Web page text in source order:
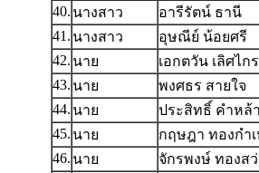
40. นางสาว อารีรัตน์ ธานี
41. นางสาว อุษณีย์ น้อยศรี
42. นาย เอกตวัน เลิศไกร
43. นาย พงศธร สายใจ
44. นาย ประสิทธิ์ คำหล้า
45. นาย กฤษฎา ทองกำ
46. นาย จักรพงษ์ ทองสว่